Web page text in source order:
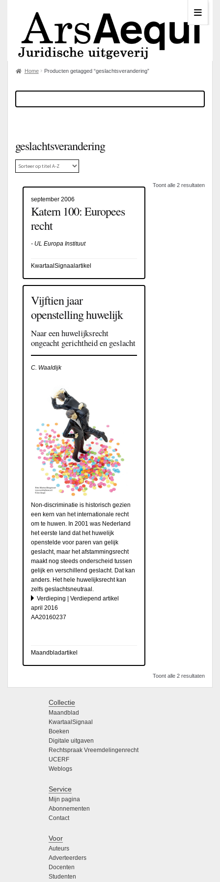
Home Producten getagged “geslachtsverandering”
geslachtsverandering
Toont alle 2 resultaten
september 2006
Katern 100: Europees
recht
- UL Europa Instituut
KwartaalSignaalartikel
Vijftien jaar
openstelling huwelijk
Naar een huwelijksrecht
ongeacht gerichtheid en geslacht
C. Waaldijk
Non-discriminatie is historisch gezien
een kern van het internationale recht
om te huwen. In 2001 was Nederland
het eerste land dat het huwelijk
openstelde voor paren van gelijk
geslacht, maar het afstammingsrecht
maakt nog steeds onderscheid tussen
gelijk en verschillend geslacht. Dat kan
anders. Het hele huwelijksrecht kan
zelfs geslachtsneutraal.
Verdieping | Verdiepend artikel
april 2016
AA20160237
Maandbladartikel
Toont alle 2 resultaten
Collectie
Maandblad
KwartaalSignaal
Boeken
Digitale uitgaven
Rechtspraak Vreemdelingenrecht
UCERF
Weblogs
Service
Mijn pagina
Abonnementen
Contact
Voor
Auteurs
Adverteerders
Docenten
Studenten